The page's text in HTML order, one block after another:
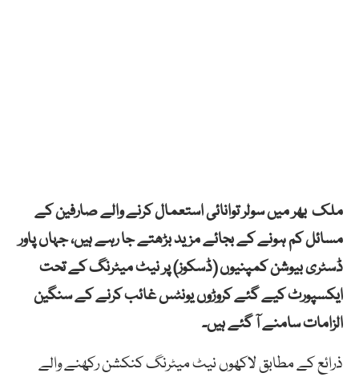
ملک بھر میں سولر توانائی استعمال کرنے والے صارفین کے
مسائل کم ہونے کے بجائے مزید بڑھتے جا رہے ہیں، جہاں پاور
ڈسٹری بیوشن کمپنیوں (ڈسکوز) پر نیٹ میٹرنگ کے تحت
ایکسپورٹ کیے گئے کروڑوں یونٹس غائب کرنے کے سنگین
الزامات سامنے آ گئے ہیں۔
ذرائع کے مطابق لاکھوں نیٹ میٹرنگ کنکشن رکھنے والے